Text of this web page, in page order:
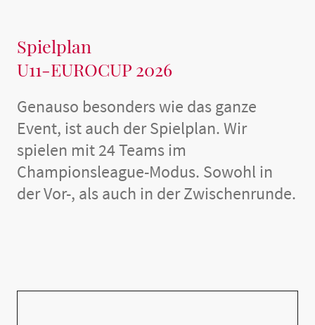
Spielplan
U11-EUROCUP 2026
Genauso besonders wie das ganze
Event, ist auch der Spielplan. Wir
spielen mit 24 Teams im
Championsleague-Modus. Sowohl in
der Vor-, als auch in der Zwischenrunde.